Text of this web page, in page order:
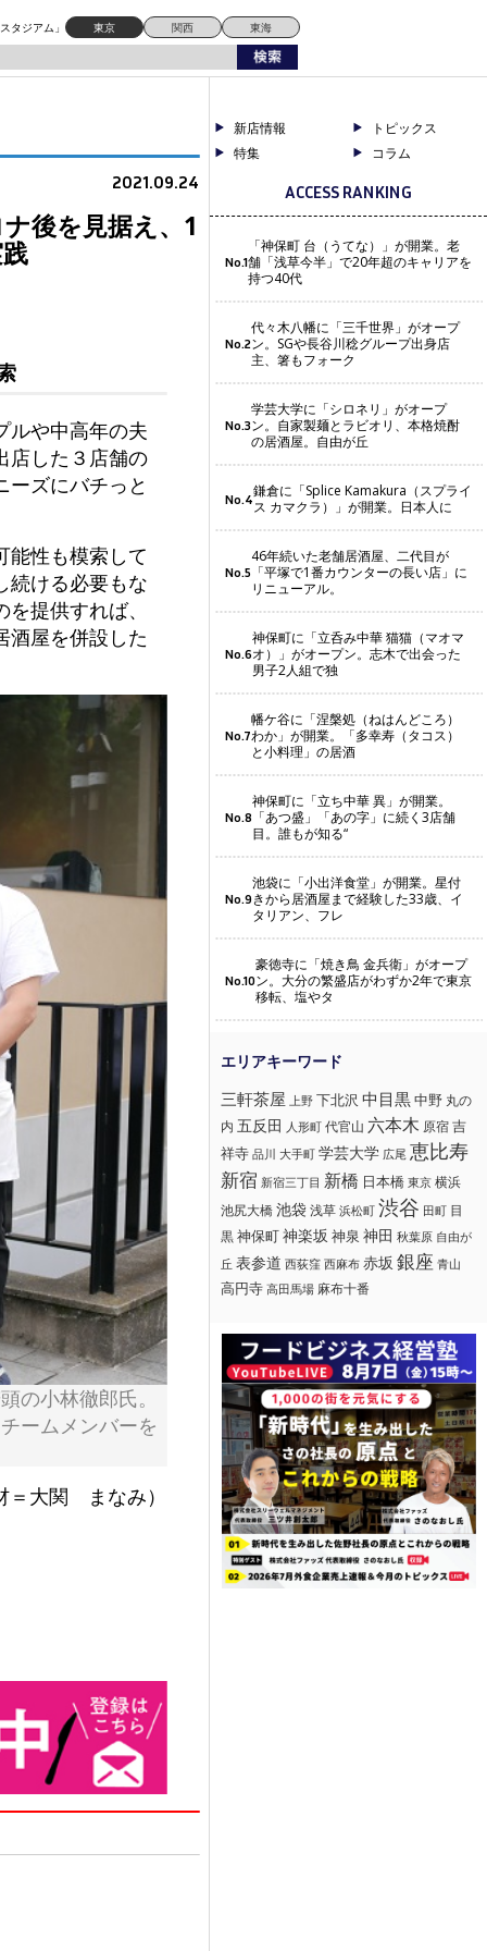
タジアム」 東京 関西 東海
2021.09.24
後を見据え、1
ルや中高年の夫
店した３店舗の
ズにバチっと
能性も模索して
続ける必要もな
提供すれば、
酒屋を併設した
の小林徹郎氏。
ームメンバーを
＝大関 まなみ）
新店情報
トピックス
特集
コラム
ACCESS RANKING
No.1
「神保町 台（うてな）」が開業。老
舗「浅草今半」で20年超のキャリアを
持つ40代
No.2
代々木八幡に「三千世界」がオープ
ン。SGや長谷川稔グループ出身店
主、箸もフォーク
No.3
学芸大学に「シロネリ」がオープ
ン。自家製麺とラビオリ、本格焼酎
の居酒屋。自由が丘
No.4鎌倉に「Splice Kamakura（スプライ
ス カマクラ）」が開業。日本人に
No.5
46年続いた老舗居酒屋、二代目が
「平塚で1番カウンターの長い店」に
リニューアル。
No.6
神保町に「立呑み中華 猫猫（マオマ
オ）」がオープン。志木で出会った
男子2人組で独
No.7
幡ケ谷に「涅槃処（ねはんどころ）
わか」が開業。「多幸寿（タコス）
と小料理」の居酒
No.8
神保町に「立ち中華 異」が開業。
「あつ盛」「あの字」に続く3店舗
目。誰もが知る“
No.9
池袋に「小出洋食堂」が開業。星付
きから居酒屋まで経験した33歳、イ
タリアン、フレ
No.10
豪徳寺に「焼き鳥 金兵衛」がオープ
ン。大分の繁盛店がわずか2年で東京
移転、塩やタ
三軒茶屋 上野 下北沢 中目黒中野 丸の
内 五反田 人形町 代官山 六本木 原宿 吉
祥寺 品川 大手町 学芸大学 広尾 恵比寿
新宿 新宿三丁目 新橋 日本橋 東京 横浜
池尻大橋 池袋浅草 浜松町 渋谷 田町 目
黒神保町神楽坂 神泉 神田 秋葉原 自由が
丘 表参道 西荻窪 西麻布 赤坂 銀座 青山
高円寺 高田馬場 麻布十番